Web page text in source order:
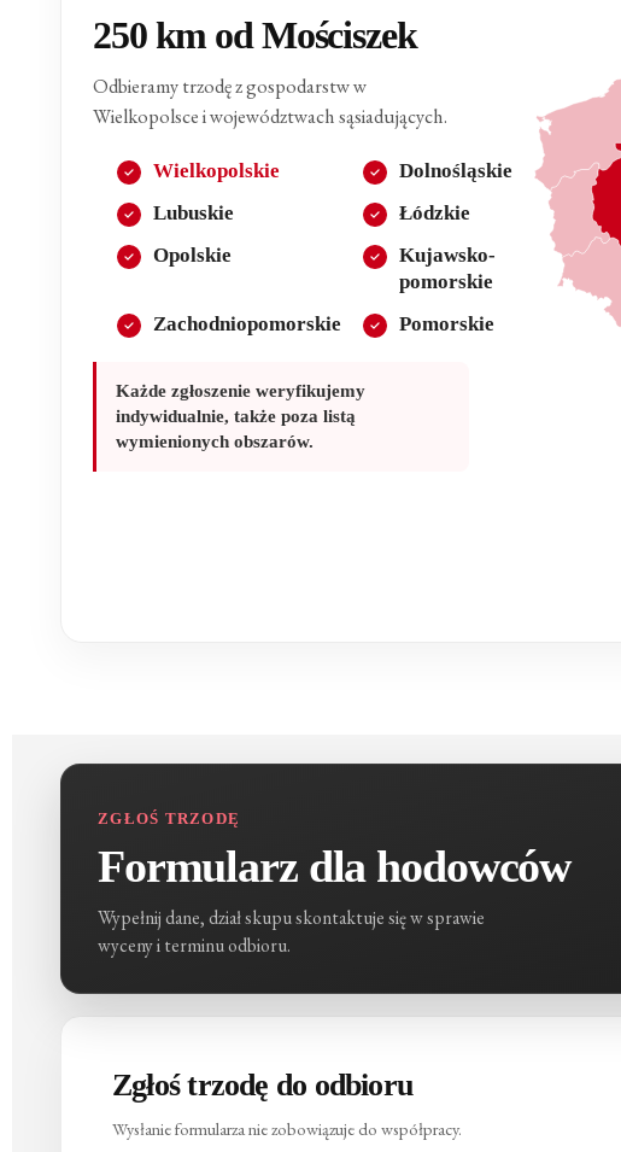
250 km od Mościszek
Odbieramy trzodę z gospodarstw w
Wielkopolsce i województwach sąsiadujących.
Wielkopolskie
Dolnośląskie
Lubuskie
Łódzkie
Opolskie
Kujawsko-
pomorskie
Zachodniopomorskie
Pomorskie
Każde zgłoszenie weryfikujemy
indywidualnie, także poza listą
wymienionych obszarów.
ZGŁOŚ TRZODĘ
Formularz dla hodowców
Wypełnij dane, dział skupu skontaktuje się w sprawie
wyceny i terminu odbioru.
Zgłoś trzodę do odbioru
Wysłanie formularza nie zobowiązuje do współpracy.